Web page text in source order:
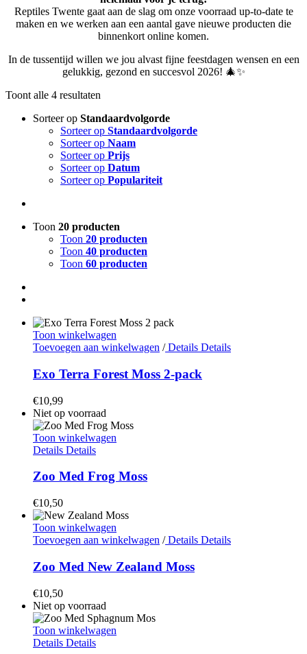
Reptiles Twente gaat aan de slag om onze voorraad up-to-date te
maken en we werken aan een aantal gave nieuwe producten die
binnenkort online komen.
In de tussentijd willen we jou alvast fijne feestdagen wensen en een
gelukkig, gezond en succesvol 2026! 🎄✨
Toont alle 4 resultaten
Sorteer op Standaardvolgorde
Sorteer op Standaardvolgorde
Sorteer op Naam
Sorteer op Prijs
Sorteer op Datum
Sorteer op Populariteit
Toon 20 producten
Toon 20 producten
Toon 40 producten
Toon 60 producten
Toon winkelwagen
Toevoegen aan winkelwagen /Details Details
Exo Terra Forest Moss 2-pack
€10,99
Niet op voorraad
Toon winkelwagen
Details Details
Zoo Med Frog Moss
€10,50
Toon winkelwagen
Toevoegen aan winkelwagen /Details Details
Zoo Med New Zealand Moss
€10,50
Niet op voorraad
Toon winkelwagen
Details Details